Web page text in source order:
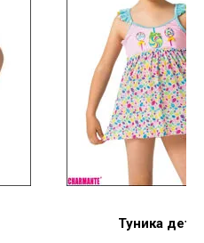
Туника